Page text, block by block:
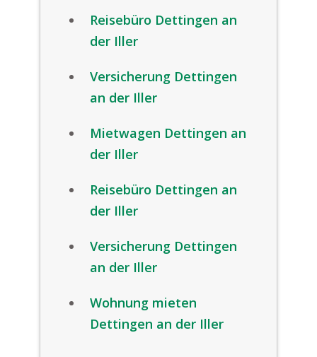
Reisebüro Dettingen an
der Iller
Versicherung Dettingen
an der Iller
Mietwagen Dettingen an
der Iller
Reisebüro Dettingen an
der Iller
Versicherung Dettingen
an der Iller
Wohnung mieten
Dettingen an der Iller